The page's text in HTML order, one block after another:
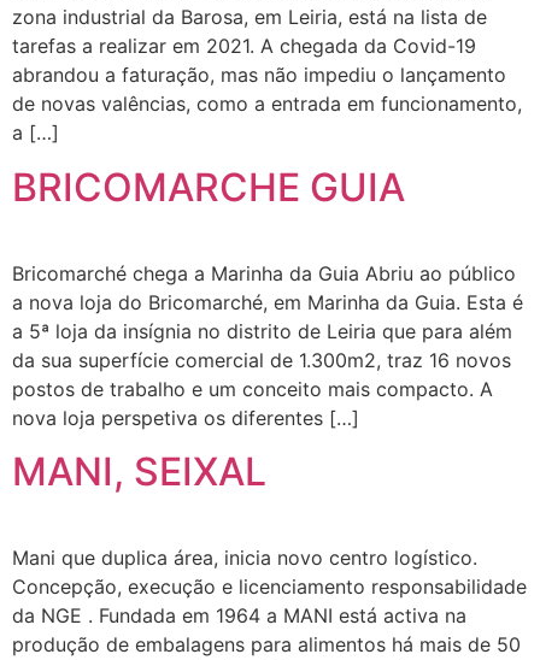
zona industrial da Barosa, em Leiria, está na lista de
tarefas a realizar em 2021. A chegada da Covid-19
abrandou a faturação, mas não impediu o lançamento
de novas valências, como a entrada em funcionamento,
a […]
BRICOMARCHE GUIA
Bricomarché chega a Marinha da Guia Abriu ao público
a nova loja do Bricomarché, em Marinha da Guia. Esta é
a 5ª loja da insígnia no distrito de Leiria que para além
da sua superfície comercial de 1.300m2, traz 16 novos
postos de trabalho e um conceito mais compacto. A
nova loja perspetiva os diferentes […]
MANI, SEIXAL
Mani que duplica área, inicia novo centro logístico.
Concepção, execução e licenciamento responsabilidade
da NGE . Fundada em 1964 a MANI está activa na
produção de embalagens para alimentos há mais de 50